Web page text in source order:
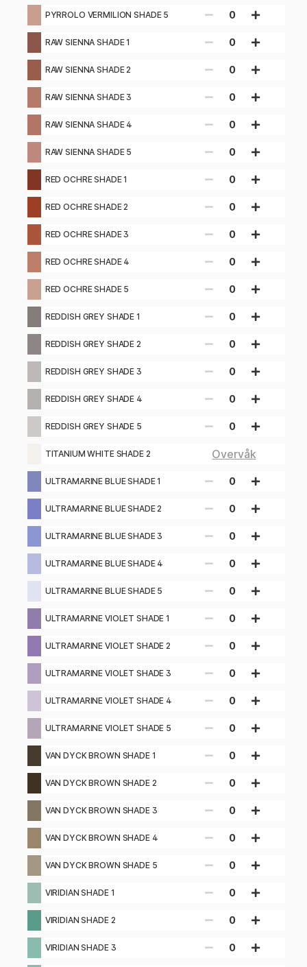
PYRROLO VERMILION SHADE 5 0
RAW SIENNA SHADE 1 0
RAW SIENNA SHADE 2 0
RAW SIENNA SHADE 3 0
RAW SIENNA SHADE 4 0
RAW SIENNA SHADE 5 0
RED OCHRE SHADE 1 0
RED OCHRE SHADE 2 0
RED OCHRE SHADE 3 0
RED OCHRE SHADE 4 0
RED OCHRE SHADE 5 0
REDDISH GREY SHADE 1 0
REDDISH GREY SHADE 2 0
REDDISH GREY SHADE 3 0
REDDISH GREY SHADE 4 0
REDDISH GREY SHADE 5 0
TITANIUM WHITE SHADE 2 Overvåk
ULTRAMARINE BLUE SHADE 1 0
ULTRAMARINE BLUE SHADE 2 0
ULTRAMARINE BLUE SHADE 3 0
ULTRAMARINE BLUE SHADE 4 0
ULTRAMARINE BLUE SHADE 5 0
ULTRAMARINE VIOLET SHADE 1 0
ULTRAMARINE VIOLET SHADE 2 0
ULTRAMARINE VIOLET SHADE 3 0
ULTRAMARINE VIOLET SHADE 4 0
ULTRAMARINE VIOLET SHADE 5 0
VAN DYCK BROWN SHADE 1 0
VAN DYCK BROWN SHADE 2 0
VAN DYCK BROWN SHADE 3 0
VAN DYCK BROWN SHADE 4 0
VAN DYCK BROWN SHADE 5 0
VIRIDIAN SHADE 1 0
VIRIDIAN SHADE 2 0
VIRIDIAN SHADE 3 0